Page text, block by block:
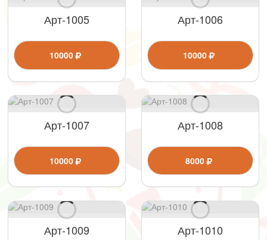
Арт-1005
10000
Арт-1006
10000
Арт-1007
10000
Арт-1008
8000
Арт-1009 Арт-1010